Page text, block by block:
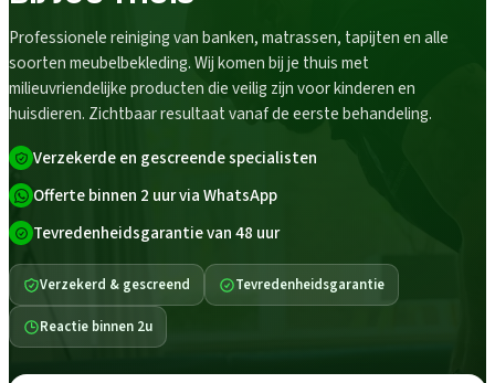
Professionele reiniging van banken, matrassen, tapijten en alle
soorten meubelbekleding. Wij komen bij je thuis met
milieuvriendelijke producten die veilig zijn voor kinderen en
huisdieren. Zichtbaar resultaat vanaf de eerste behandeling.
Verzekerde en gescreende specialisten
Offerte binnen 2 uur via WhatsApp
Tevredenheidsgarantie van 48 uur
Verzekerd & gescreend Tevredenheidsgarantie
Reactie binnen 2u